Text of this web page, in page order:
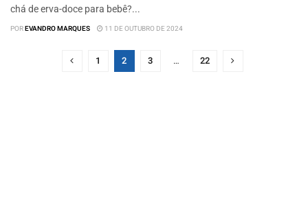
chá de erva-doce para bebê?...
POREVANDRO MARQUES 11 DE OUTUBRO DE 2024
1 2 3 … 22